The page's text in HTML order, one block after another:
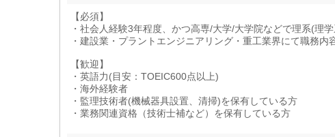
【必須】
・社会人経験3年程度、かつ高専/大学/大学院などで理系(理
・建設業・プラントエンジニアリング・重工業界にて職務
【歓迎】
・英語力(目安：TOEIC600点以上)
・海外経験者
・監理技術者(機械器具設置、清掃)を保有している方
・業務関連資格（技術士補など）を保有している方